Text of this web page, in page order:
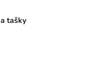
tašky